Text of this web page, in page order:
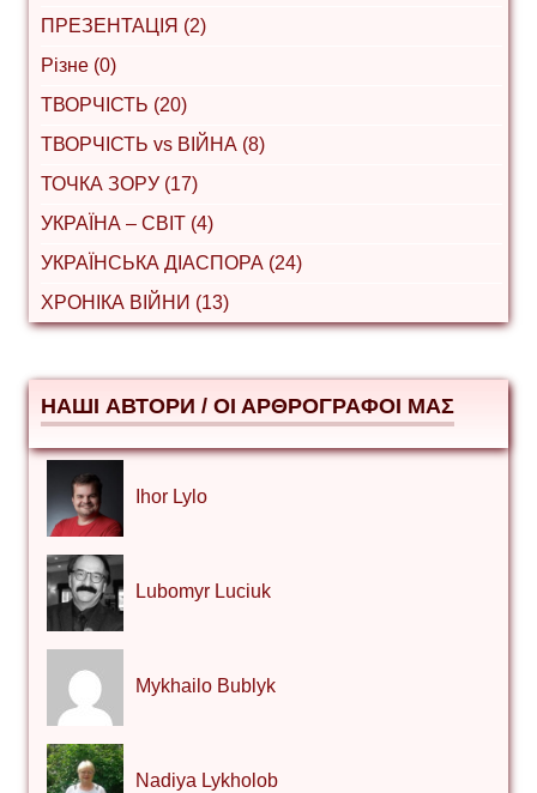
ПРЕЗЕНТАЦІЯ (2)
Різне (0)
ТВОРЧІСТЬ (20)
ТВОРЧІСТЬ vs ВІЙНА (8)
ТОЧКА ЗОРУ (17)
УКРАЇНА – СВІТ (4)
УКРАЇНСЬКА ДІАСПОРА (24)
ХРОНІКА ВІЙНИ (13)
НАШІ АВТОРИ / ΟΙ ΑΡΘΡΟΓΡΑΦΟΙ ΜΑΣ
Ihor Lylo
Lubomyr Luciuk
Mykhailo Bublyk
Nadiya Lykholob